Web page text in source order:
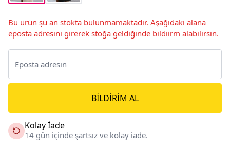
Bu ürün şu an stokta bulunmamaktadır. Aşağıdaki alana
eposta adresini girerek stoğa geldiğinde bildiirm alabilirsin.
BILDIRIM AL
Kolay İade
14 gün içinde şartsız ve kolay iade.